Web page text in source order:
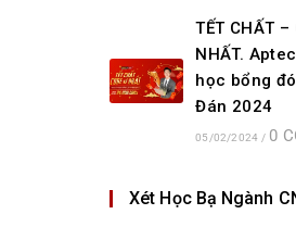
TẾT CHẤT –
NHẤT.
học bổng
Đán 2024
05/02/2024 / 0
Xét Học Bạ Ngành